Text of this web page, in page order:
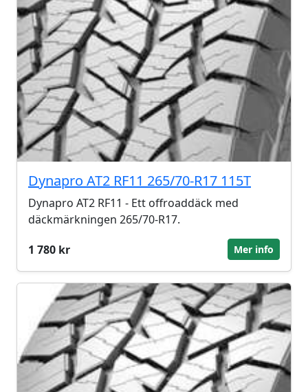
Dynapro AT2 RF11 265/70-R17 115T
Dynapro AT2 RF11 - Ett offroaddäck med
däckmärkningen 265/70-R17.
1 780 kr
Mer info